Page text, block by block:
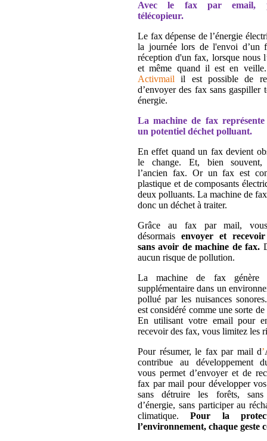
Avec le fax par email,
télécopieur.
Le fax dépense de l’énergie
la journée lors de l'envoi d’un
réception d'un fax, lorsque nous
et même quand il est en
Activmail il est possible de
d’envoyer des fax sans gaspiller
énergie.
La machine de fax
un potentiel déchet polluant.
En effet quand un fax devient
le change. Et, bien
l’ancien fax. Or un fax est
plastique et de composants
deux polluants. La machine de
donc un déchet à traiter.
Grâce au fax par mail,
désormais envoyer et
sans avoir de machine de fax.
aucun risque de pollution.
La machine de fax génère
supplémentaire dans un
pollué par les nuisances
est considéré comme une sorte
En utilisant votre email pour
recevoir des fax, vous limitez les
Pour résumer, le fax par mail d’
contribue au développement
vous permet d’envoyer et de
fax par mail pour développer
sans détruire les forêts, sans
d’énergie, sans participer au
climatique.Pour la
l’environnement, chaque geste